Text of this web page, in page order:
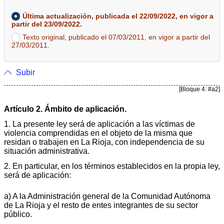
Última actualización, publicada el 22/09/2022, en vigor a
partir del 23/09/2022.
Texto original, publicado el 07/03/2011, en vigor a partir del
27/03/2011.
Subir
[Bloque 4: #a2]
Artículo 2. Ámbito de aplicación.
1. La presente ley será de aplicación a las víctimas de
violencia comprendidas en el objeto de la misma que
residan o trabajen en La Rioja, con independencia de su
situación administrativa.
2. En particular, en los términos establecidos en la propia ley,
será de aplicación:
a) A la Administración general de la Comunidad Autónoma
de La Rioja y el resto de entes integrantes de su sector
público.